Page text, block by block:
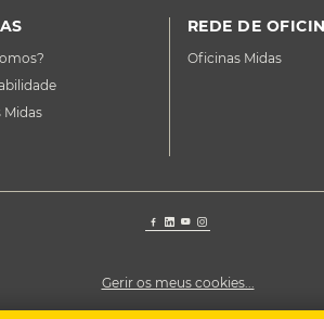
Midas
REDE DE
Oficinas Midas
Gerir os meus cookies...